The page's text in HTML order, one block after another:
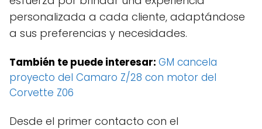
personalizada a cada cliente, adaptándose
a sus preferencias y necesidades.
También te puede interesar: GM cancela
proyecto del Camaro Z/28 con motor del
Corvette Z06
Desde el primer contacto con el